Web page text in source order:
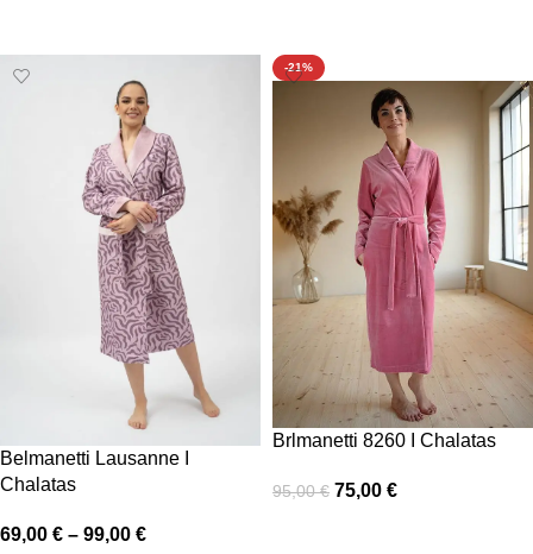
Belmanetti Lausanne I
Chalatas
69,00 € – 99,00 €
-21%
Brlmanetti 8260 I Chalatas
95,00€ 75,00 €